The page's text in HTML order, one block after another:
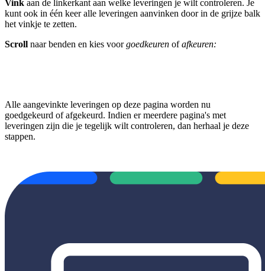
Vink aan de linkerkant aan welke leveringen je wilt controleren. Je
kunt ook in één keer alle leveringen aanvinken door in de grijze balk
het vinkje te zetten.
Scroll naar benden en kies voorgoedkeuren ofafkeuren:
Alle aangevinkte leveringen op deze pagina worden nu
goedgekeurd of afgekeurd. Indien er meerdere pagina's met
leveringen zijn die je tegelijk wilt controleren, dan herhaal je deze
stappen.